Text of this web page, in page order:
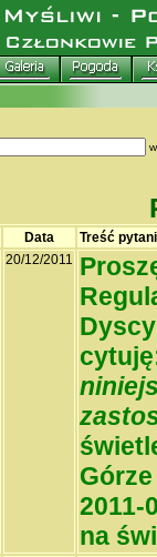
Data
Treść
20/12/2011
2011-
na